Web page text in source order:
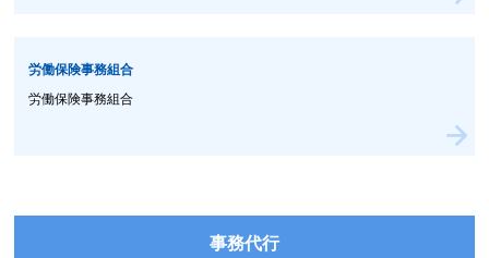
労働保険事務組合
労働保険事務組合
事務代行